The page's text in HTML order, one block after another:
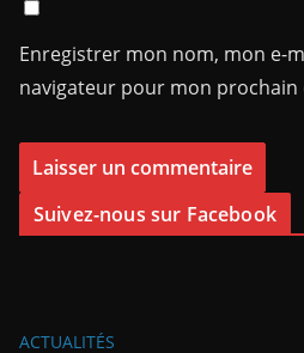
Enregistrer mon nom, mon e-
navigateur pour mon
Suivez-nous sur Facebook
ACTUALITÉS